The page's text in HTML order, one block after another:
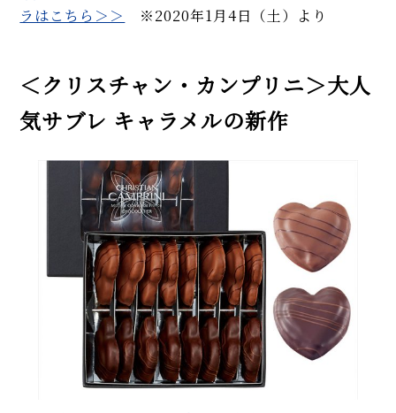
ラはこちら＞＞
※2020年1月4日（土）より
＜クリスチャン・カンプリニ＞大人
気サブレ キャラメルの新作